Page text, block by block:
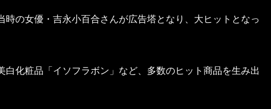
時の女優・吉永小百合さんが広告塔となり、大ヒットとなっ
白化粧品「イソフラボン」など、多数のヒット商品を生み出